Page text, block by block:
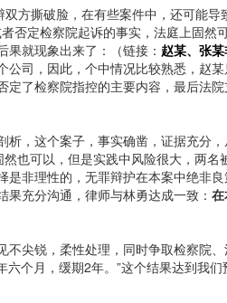
方撕破脸，在有些案件中，还可能
否定检察院起诉的事实，法庭上固然
就现象出来了：（链接： 赵某、张
公司，因此，个中情况比较熟悉，赵
了检察院指控的主要内容，最后法
，这个案子，事实确凿，证据充分
也可以，但是实践中风险很大，两名
非理性的，无罪辩护在本案中绝非
充分沟通，律师与林勇达成一致：
尖锐，柔性处理，同时争取检察院
个月，缓期2年。”这个结果达到我们